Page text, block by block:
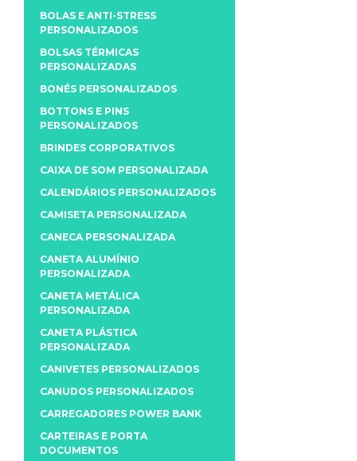
BOLAS E ANTI-STRESS
PERSONALIZADOS
BOLSAS TÉRMICAS
PERSONALIZADAS
BONÉS PERSONALIZADOS
BOTTONS E PINS
PERSONALIZADOS
BRINDES CORPORATIVOS
CAIXA DE SOM PERSONALIZADA
CALENDÁRIOS PERSONALIZADOS
CAMISETA PERSONALIZADA
CANECA PERSONALIZADA
CANETA ALUMÍNIO
PERSONALIZADA
CANETA METÁLICA
PERSONALIZADA
CANETA PLÁSTICA
PERSONALIZADA
CANIVETES PERSONALIZADOS
CANUDOS PERSONALIZADOS
CARREGADORES POWER BANK
CARTEIRAS E PORTA
DOCUMENTOS